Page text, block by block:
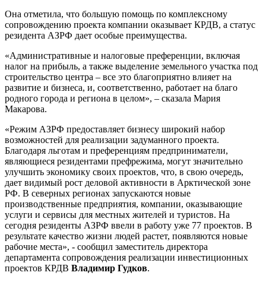
Она отметила, что большую помощь по комплексному
сопровождению проекта компании оказывает КРДВ, а статус
резидента АЗРФ дает особые преимущества.
«Административные и налоговые преференции, включая
налог на прибыль, а также выделение земельного участка под
строительство центра – все это благоприятно влияет на
развитие и бизнеса, и, соответственно, работает на благо
родного города и региона в целом», – сказала Мария
Макарова.
«Режим АЗРФ предоставляет бизнесу широкий набор
возможностей для реализации задуманного проекта.
Благодаря льготам и преференциям предприниматели,
являющиеся резидентами префрежима, могут значительно
улучшить экономику своих проектов, что, в свою очередь,
дает видимый рост деловой активности в Арктической зоне
РФ. В северных регионах запускаются новые
производственные предприятия, компании, оказывающие
услуги и сервисы для местных жителей и туристов. На
сегодня резиденты АЗРФ ввели в работу уже 77 проектов. В
результате качество жизни людей растет, появляются новые
рабочие места», - сообщил заместитель директора
департамента сопровождения реализации инвестиционных
проектов КРДВ Владимир Гудков.